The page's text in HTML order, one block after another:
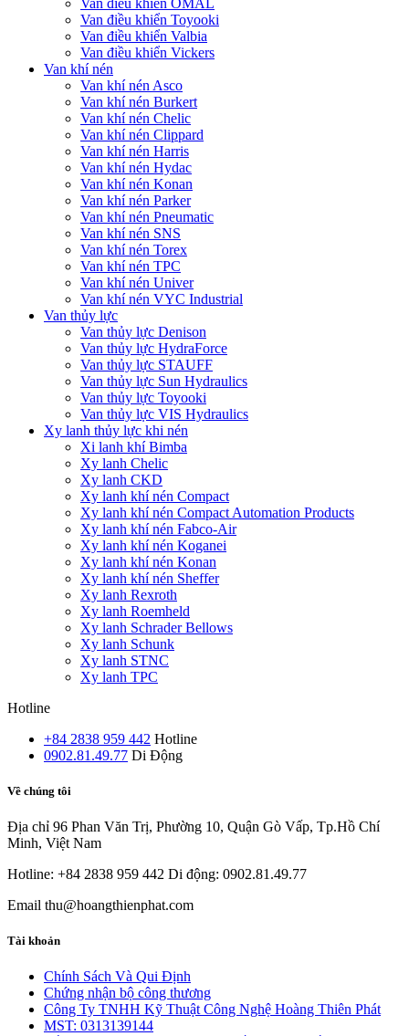
Van điều khiển Toyooki
Van điều khiển Valbia
Van điều khiển Vickers
Van khí nén
Van khí nén Asco
Van khí nén Burkert
Van khí nén Chelic
Van khí nén Clippard
Van khí nén Harris
Van khí nén Hydac
Van khí nén Konan
Van khí nén Parker
Van khí nén Pneumatic
Van khí nén SNS
Van khí nén Torex
Van khí nén TPC
Van khí nén Univer
Van khí nén VYC Industrial
Van thủy lực
Van thủy lực Denison
Van thủy lực HydraForce
Van thủy lực STAUFF
Van thủy lực Sun Hydraulics
Van thủy lực Toyooki
Van thủy lực VIS Hydraulics
Xy lanh thủy lực khi nén
Xi lanh khí Bimba
Xy lanh Chelic
Xy lanh CKD
Xy lanh khí nén Compact
Xy lanh khí nén Compact Automation Products
Xy lanh khí nén Fabco-Air
Xy lanh khí nén Koganei
Xy lanh khí nén Konan
Xy lanh khí nén Sheffer
Xy lanh Rexroth
Xy lanh Roemheld
Xy lanh Schrader Bellows
Xy lanh Schunk
Xy lanh STNC
Xy lanh TPC
Hotline
+84 2838 959 442 Hotline
0902.81.49.77 Di Động
Về chúng tôi
Địa chỉ 96 Phan Văn Trị, Phường 10, Quận Gò Vấp, Tp.Hồ Chí
Minh, Việt Nam
Hotline: +84 2838 959 442 Di động: 0902.81.49.77
Email thu@hoangthienphat.com
Tài khoản
Chính Sách Và Qui Định
Chứng nhận bộ công thương
Công Ty TNHH Kỹ Thuật Công Nghệ Hoàng Thiên Phát
MST: 0313139144